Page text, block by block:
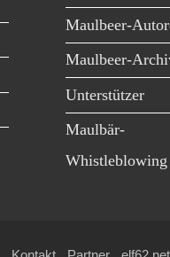
Maulbeer-
Maulbeer-
Unterstützer
Maulbär-
Whistleblowing